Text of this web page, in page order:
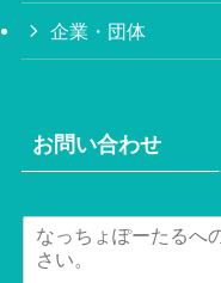
企業・団体
お問い合わせ